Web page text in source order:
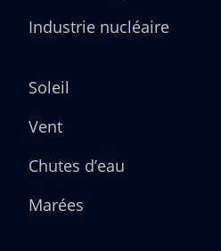
Industrie nucléaire
Soleil
Vent
Chutes d’eau
Marées